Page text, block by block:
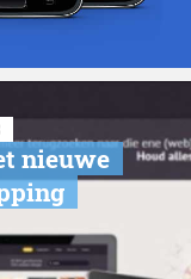
nieuwe